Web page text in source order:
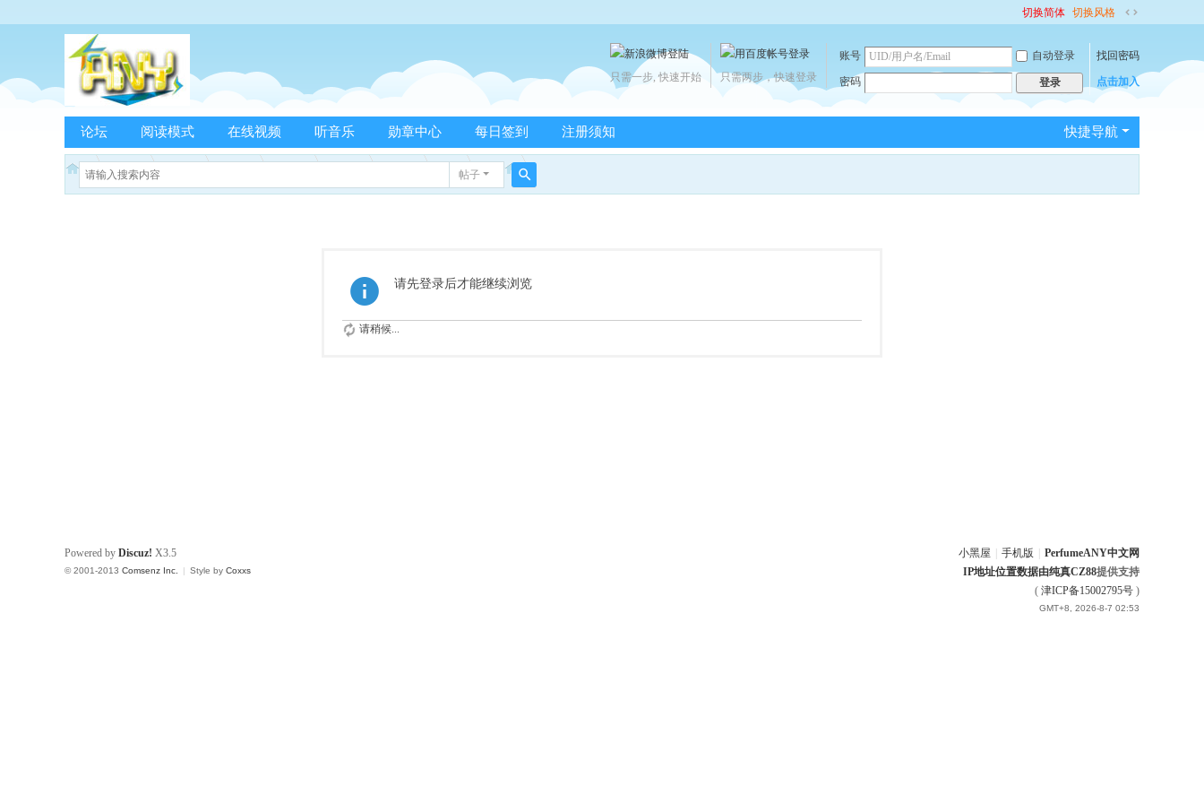
切换简体 切换风格
切
到
宽
版
账号 自动登录 找回密码
密码 登录 点击加入
只需两步，快速登录
只需一步, 快速开始
快捷导航
论坛 阅读模式 在线视频 听音乐 勋章中心 每日签到 注册须知
帖子
搜
请先登录后才能继续浏览
请稍候...
小黑屋 手机版
PerfumeANY中文网
IP地址位置数据由纯真CZ88提供支持
( 津ICP备15002795号 )
GMT+8, 2026-8-7 02:53
Powered by Discuz! X3.5
© 2001-2013 Comsenz Inc. | Style by Coxxs